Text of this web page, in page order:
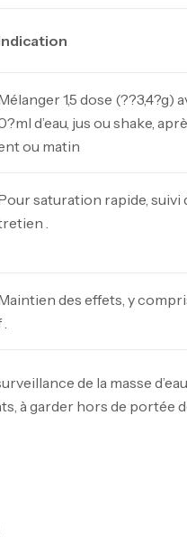
1,5 dose (??3,4?g)
d’eau, jus ou shake,
ou matin
saturation rapide, suivi
.
des effets, y
.
de la masse
à garder hors de portée